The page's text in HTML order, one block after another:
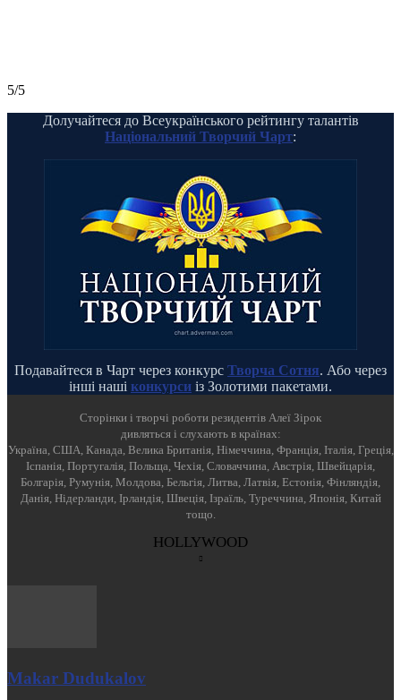
5/5
Долучайтеся до Всеукраїнського рейтингу талантів
Національний Творчий Чарт:
Подавайтеся в Чарт через конкурс Творча Сотня. Або через
інші наші конкурси із Золотими пакетами.
Cторінки і творчі роботи резидентів Алеї Зірок
дивляться і слухають в країнах:
Україна, США, Канада, Велика Британія, Німеччина, Франція, Італія, Греція,
Іспанія, Португалія, Польща, Чехія, Словаччина, Австрія, Швейцарія,
Болгарія, Румунія, Молдова, Бельгія, Литва, Латвія, Естонія, Фінляндія,
Данія, Нідерланди, Ірландія, Швеція, Ізраїль, Туреччина, Японія, Китай
тощо.
HOLLYWOOD
Makar Dudukalov